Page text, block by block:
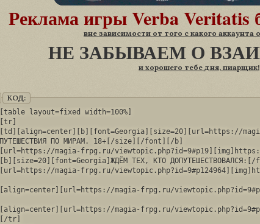
Реклама игры Verba Veritatis
вне зависимости от того с какого аккаунта
НЕ ЗАБЫВАЕМ О
и хорошего тебе дня, пиарщик!
КОД:
[table layout=fixed width=100%]
[tr]
[td][align=center][b][font=Georgia][size=20][url=https://
ПУТЕШЕСТВИЯ ПО МИРАМ. 18+[/size][/font][/b]
[url=https://magia-frpg.ru/
[b][size=20][font=Georgia]ЖДЁМ ТЕХ, КТО
[url=https://magia-frpg.ru/
[align=center][url=https://magia-frpg.ru/
[align=center][url=https://magia-frpg.ru/
[/tr]